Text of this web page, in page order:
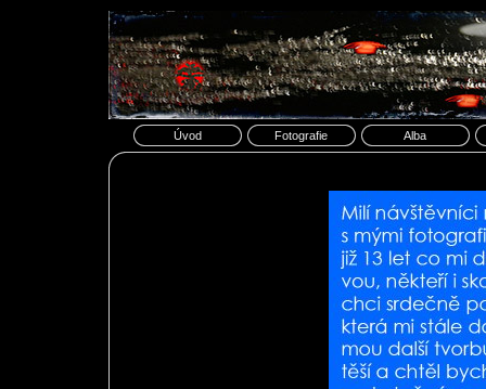
Úvod Fotografie Alba